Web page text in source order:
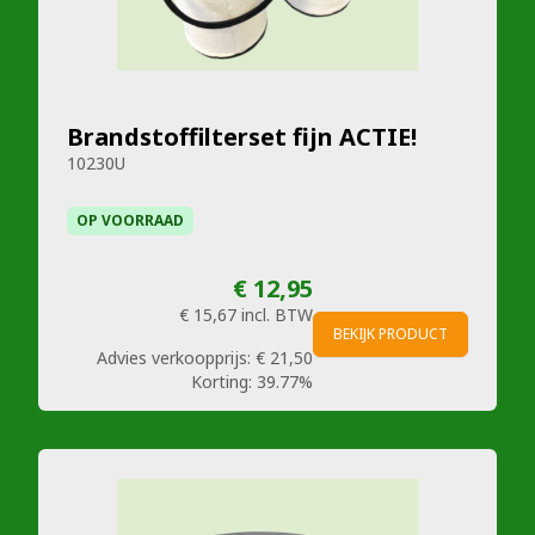
Brandstoffilterset fijn ACTIE!
10230U
OP VOORRAAD
€ 12,95
€ 15,67 incl. BTW
Advies verkoopprijs: € 21,50
Korting: 39.77%
BEKIJK PRODUCT